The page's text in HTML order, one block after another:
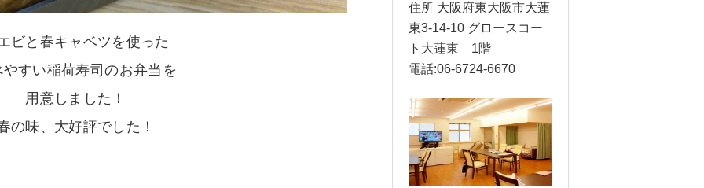
ビと春キャベツを使った
やすい稲荷寿司のお弁当を
用意しました！
の味、大好評でした！
住所 大阪府東大阪市大蓮
東3-14-10 グロースコー
ト大蓮東 1階
電話:06-6724-6670